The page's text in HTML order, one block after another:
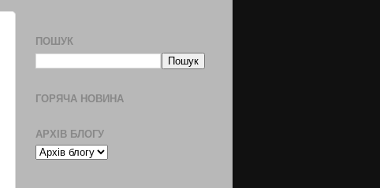
ПОШУК
ГОРЯЧА НОВИНА
АРХІВ БЛОГУ